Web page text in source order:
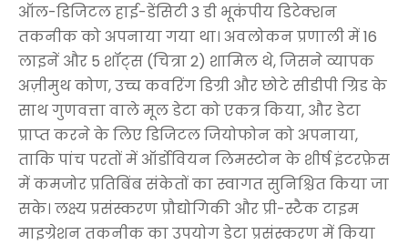
ऑल-डिजिटल हाई-डेंसिटी 3 डी भूकंपीय डिटेक्शन
तकनीक को अपनाया गया था। अवलोकन प्रणाली में 16
लाइनें और 5 शॉट्स (चित्रा 2) शामिल थे, जिसने व्यापक
अज़ीमुथ कोण, उच्च कवरिंग डिग्री और छोटे सीडीपी ग्रिड के
साथ गुणवत्ता वाले मूल डेटा को एकत्र किया, और डेटा
प्राप्त करने के लिए डिजिटल जियोफोन को अपनाया,
ताकि पांच परतों में ऑर्डोवियन लिमस्टोन के शीर्ष इंटरफ़ेस
में कमजोर प्रतिबिंब संकेतों का स्वागत सुनिश्चित किया जा
सके। लक्ष्य प्रसंस्करण प्रौद्योगिकी और प्री-स्टैक टाइम
माइग्रेशन तकनीक का उपयोग डेटा प्रसंस्करण में किया